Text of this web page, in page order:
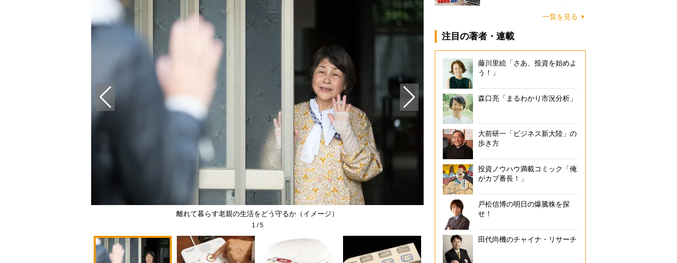
離れて暮らす老親の生活をどう守るか（イメージ）
1 /5
一覧を見る
注目の著者・連載
藤川里絵「さあ、投資を始めよ
う！」
森口亮「まるわかり市況分析」
大前研一「ビジネス新大陸」の
歩き方
投資ノウハウ満載コミック「俺
がカブ番長！」
戸松信博の明日の爆騰株を探
せ！
田代尚機のチャイナ・リサーチ